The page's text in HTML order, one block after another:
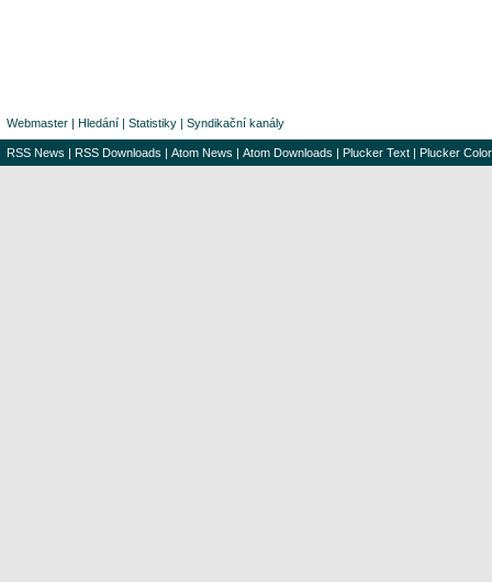
Webmaster | Hledání | Statistiky | Syndikační kanály
RSS News | RSS Downloads | Atom News | Atom Downloads | Plucker Text | Plucker Color